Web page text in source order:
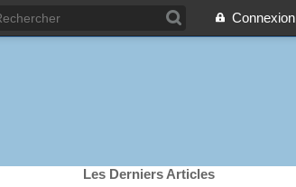
Connexion
Les Derniers Articles